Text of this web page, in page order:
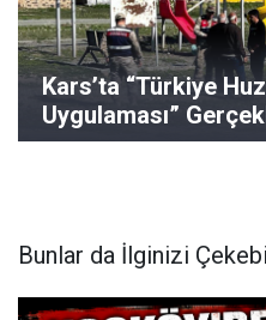
Kars’ta “Türkiye
Uygulaması”
Bunlar da İlginizi